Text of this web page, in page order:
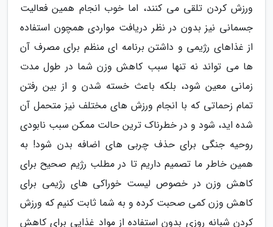
ورزش کردن تلقی می کنند، اما خوب انجام همین فعالیت
جسمانی نیز بدون در نظر دریافت مواردی همچون استفاده
از غذاهای رژیمی و داشتن برنامه ای منظم برای مصرف آن
ها می تواند نه تنها سبب کاهش وزن شما در طول مدت
زمانی معین شود، بلکه باعث خسته شدن و از بین رفتن
تمام زحماتی که با انجام ورزش های مختلف نیز متحمل آن
شده اید، شود و در خطرناک ترین حالت ممکن سبب نابودی
روحیه جنگی برای حذف چربی های اضافه بدن شود! به
همین خاطر ما تصمیم داریم تا در مطلب رژیم صحیح برای
کاهش وزن در خصوص لیست خوراکی های رژیمی برای
کاهش وزن کمی صحبت کرده و به شما ثابت کنیم که ورزش
کردن شبانه روزی بدون استفاده از مواد غذایی برای کاهش